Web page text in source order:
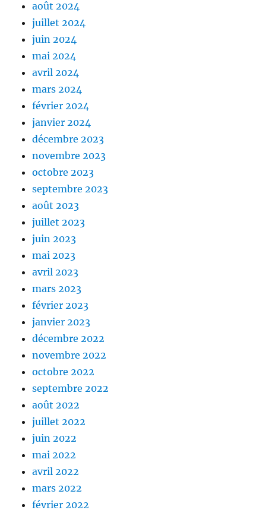
août 2024
juillet 2024
juin 2024
mai 2024
avril 2024
mars 2024
février 2024
janvier 2024
décembre 2023
novembre 2023
octobre 2023
septembre 2023
août 2023
juillet 2023
juin 2023
mai 2023
avril 2023
mars 2023
février 2023
janvier 2023
décembre 2022
novembre 2022
octobre 2022
septembre 2022
août 2022
juillet 2022
juin 2022
mai 2022
avril 2022
mars 2022
février 2022